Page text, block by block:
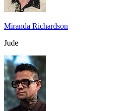
Miranda Richardson
Jude